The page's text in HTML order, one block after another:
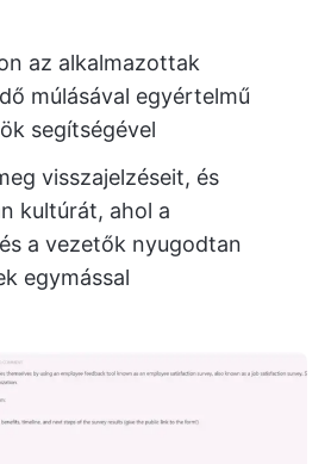
az alkalmazottak
múlásával egyértelmű
segítségével
visszajelzéseit, és
kultúrát, ahol a
a vezetők nyugodtan
egymással